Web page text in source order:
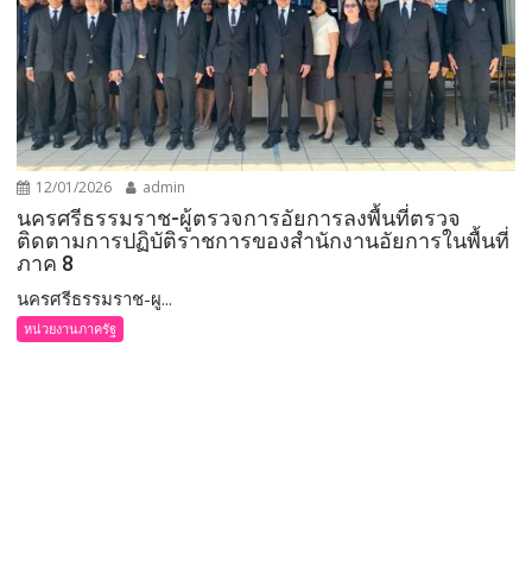
12/01/2026 admin
นครศรีธรรมราช-ผู้ตรวจการอัยการลงพื้นที่ตรวจ
ติดตามการปฏิบัติราชการของสำนักงานอัยการในพื้นที่
ภาค 8
นครศรีธรรมราช-ผู...
หน่วยงานภาครัฐ